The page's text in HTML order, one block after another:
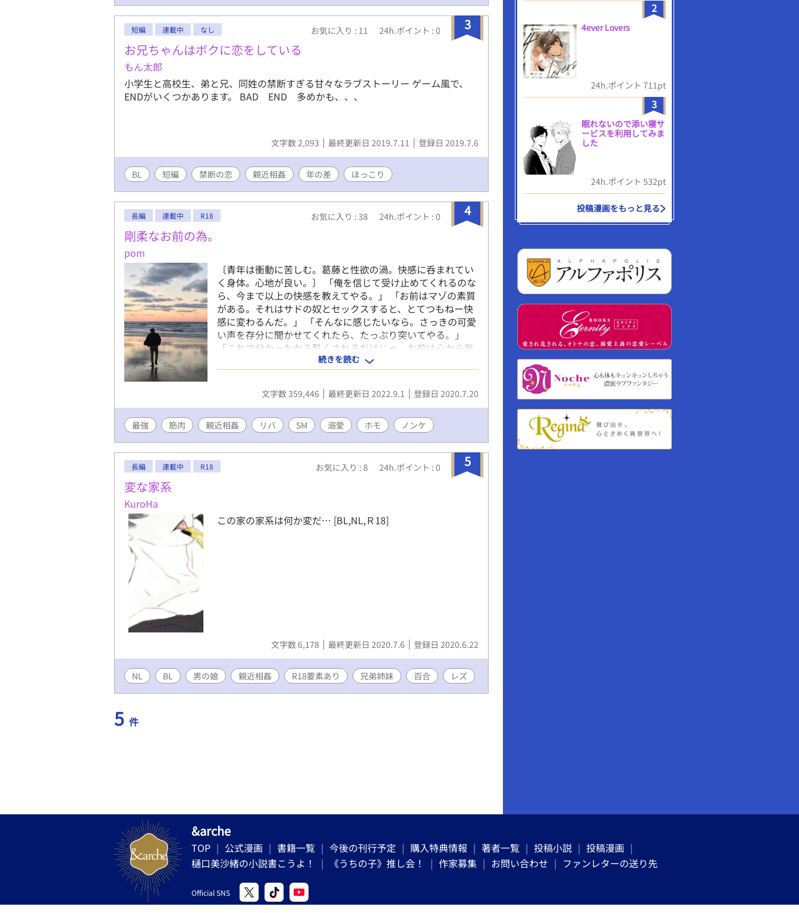
3
短編 連載中 なし お気に入り : 11 24h.ポイント : 0
お兄ちゃんはボクに恋をしている
もん太郎
小学生と高校生、弟と兄、同姓の禁断すぎる甘々なラブストーリー ゲーム風で、
ENDがいくつかあります。 BAD END 多めかも、、、
文字数 2,093 最終更新日 2019.7.11 登録日 2019.7.6
BL 短編 禁断の恋 親近相姦 年の差 ほっこり
4
長編 連載中 R18 お気に入り : 38 24h.ポイント : 0
剛柔なお前の為。
pom
〔青年は衝動に苦しむ。葛藤と性欲の渦。快感に呑まれてい
く身体。心地が良い。〕 「俺を信じて受け止めてくれるのな
ら、今まで以上の快感を教えてやる。」 「お前はマゾの素質
がある。それはサドの奴とセックスすると、とてつもねー快
感に変わるんだ。」 「そんなに感じたいなら。さっきの可愛
い声を存分に聞かせてくれたら、たっぷり突いてやる。」
「これで分かったか？酷くされるだけじゃ、お前は心から気
持ちよくなれねー。」 父親から受け継いだ凛々しく整った顔
付き、逞しく雄々しい肉体。 母親から受け継がれた穏やかで
温和な、時に冷酷な目付き。 洗練された柔らかいむっちりと
した筋肉と澄んだ笑顔は人々を魅了する媚薬かもしれない。
た。 柔術の申し子。坂鬼 大河 彼の周りに起こる波乱。
全ては手のひらの上。 徐々に炎上していく、戦いとセック
ス。 ✳︎BLと言うより、官能小説に近いです。話が進むに連れ
て、かなりエロくなります。
続きを読む
文字数 359,446 最終更新日 2022.9.1 登録日 2020.7.20
最強 筋肉 親近相姦 リバ SM 溺愛 ホモ ノンケ
5
長編 連載中 R18 お気に入り : 8 24h.ポイント : 0
変な家系
KuroHa
この家の家系は何か変だ… [BL,NL,Ｒ18]
文字数 6,178 最終更新日 2020.7.6 登録日 2020.6.22
NL BL 男の娘 親近相姦 R18要素あり 兄弟姉妹 百合 レズ
5 件
2
4ever Lovers
24h.ポイント 711pt
3
眠れないので添い寝サ
ービスを利用してみま
した
24h.ポイント 532pt
投稿漫画をもっと見る
&arche
TOP 公式漫画 書籍一覧 今後の刊行予定 購入特典情報 著者一覧 投稿小説
投稿漫画
樋口美沙緒の小説書こうよ！
《うちの子》推し会！ 作家募集 お問い合わせ ファンレターの送り先
Official SNS